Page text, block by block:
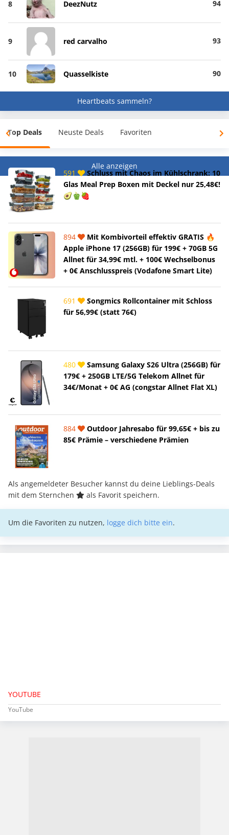
8 DeezNutz 94
9 red carvalho 93
10 Quasselkiste 90
Heartbeats sammeln?
Top Deals Neuste Deals Favoriten
Alle anzeigen
591
Schluss mit Chaos im Kühlschrank: 10
Glas Meal Prep Boxen mit Deckel nur 25,48€!
🥑🫑🍓
894
Mit Kombivorteil effektiv GRATIS 🔥
Apple iPhone 17 (256GB) für 199€ + 70GB 5G
Allnet für 34,99€ mtl. + 100€ Wechselbonus
+ 0€ Anschlusspreis (Vodafone Smart Lite)
691
Songmics Rollcontainer mit Schloss
für 56,99€ (statt 76€)
480
Samsung Galaxy S26 Ultra (256GB) für
179€ + 250GB LTE/5G Telekom Allnet für
34€/Monat + 0€ AG (congstar Allnet Flat XL)
884
Outdoor Jahresabo für 99,65€ + bis zu
85€ Prämie – verschiedene Prämien
Als angemeldeter Besucher kannst du deine Lieblings-Deals
mit dem Sternchen
als Favorit speichern.
Um die Favoriten zu nutzen, logge dich bitte ein.
YOUTUBE
YouTube